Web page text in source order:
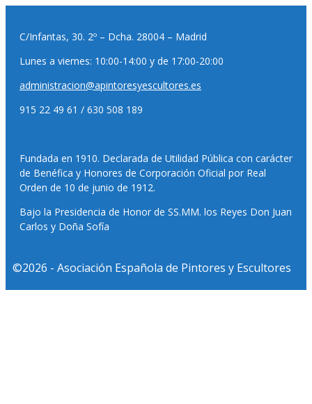
C/Infantas, 30. 2º – Dcha. 28004 – Madrid
Lunes a viernes: 10:00-14:00 y de 17:00-20:00
administracion@apintoresyescultores.es
915 22 49 61 / 630 508 189
Fundada en 1910. Declarada de Utilidad Pública con carácter
de Benéfica y Honores de Corporación Oficial por Real
Orden de 10 de junio de 1912.
Bajo la Presidencia de Honor de SS.MM. los Reyes Don Juan
Carlos y Doña Sofía
©2026 - Asociación Española de Pintores y Escultores